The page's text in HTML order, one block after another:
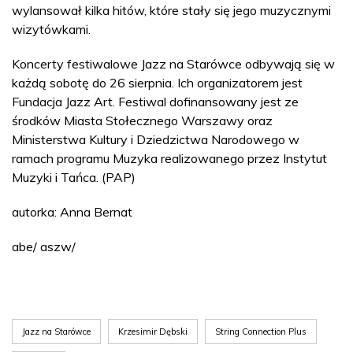
wylansował kilka hitów, które stały się jego muzycznymi
wizytówkami.
Koncerty festiwalowe Jazz na Starówce odbywają się w
każdą sobotę do 26 sierpnia. Ich organizatorem jest
Fundacja Jazz Art. Festiwal dofinansowany jest ze
środków Miasta Stołecznego Warszawy oraz
Ministerstwa Kultury i Dziedzictwa Narodowego w
ramach programu Muzyka realizowanego przez Instytut
Muzyki i Tańca. (PAP)
autorka: Anna Bernat
abe/ aszw/
Jazz na Starówce Krzesimir Dębski String Connection Plus